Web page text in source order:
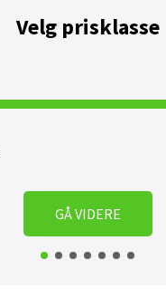
Velg prisklasse
GÅ VIDERE